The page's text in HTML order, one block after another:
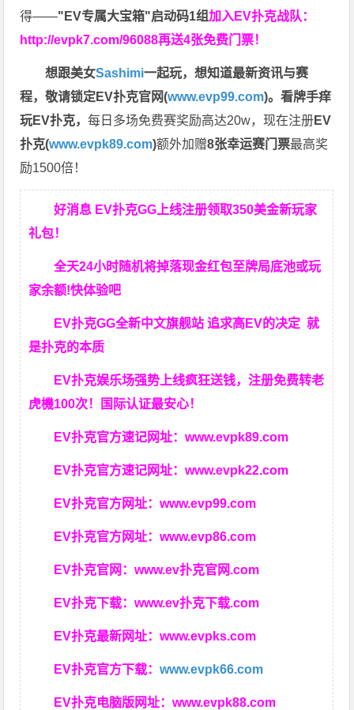
得——"EV专属大宝箱"启动码1组加入EV扑克战队：
http://evpk7.com/96088再送4张免费门票！
想跟美女Sashimi一起玩，想知道最新资讯与赛
程，敬请锁定EV扑克官网(www.evp99.com)。看牌手痒
玩EV扑克，每日多场免费赛奖励高达20w，现在注册EV
扑克(www.evpk89.com)额外加赠8张幸运赛门票最高奖
励1500倍！
好消息 EV扑克GG上线注册领取350美金新玩家
礼包！
全天24小时随机将掉落现金红包至牌局底池或玩
家余额!快体验吧
EV扑克GG全新中文旗舰站 追求高EV的决定就
是扑克的本质
EV扑克娱乐场强势上线疯狂送钱，注册免费转老
虎機100次！国际认证最安心！
EV扑克官方速记网址：www.evpk89.com
EV扑克官方速记网址：www.evpk22.com
EV扑克官方网址：www.evp99.com
EV扑克官方网址：www.evp86.com
EV扑克官网：www.ev扑克官网.com
EV扑克下载：www.ev扑克下载.com
EV扑克最新网址：www.evpks.com
EV扑克官方下载：www.evpk66.com
EV扑克电脑版网址：www.evpk88.com